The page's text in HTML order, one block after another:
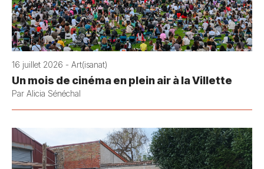
16 juillet 2026 - Art(isanat)
Un mois de cinéma en plein air à la Villette
Par Alicia Sénéchal